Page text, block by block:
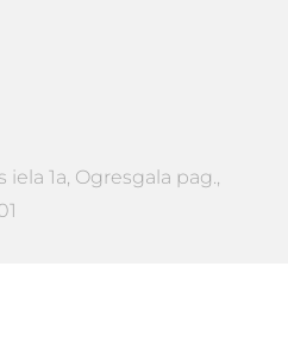
1a, Ogresgala pag.,